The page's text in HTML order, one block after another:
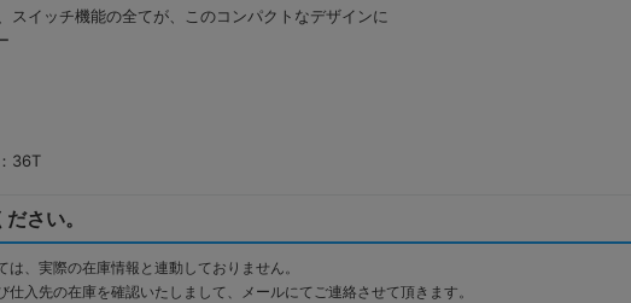
スイッチ機能の全てが、このコンパクトなデザインに
36T
さい。
、実際の在庫情報と連動しておりません。
入先の在庫を確認いたしまして、メールにてご連絡させて頂きます。